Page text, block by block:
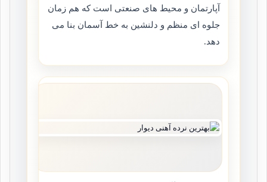
آپارتمان و محیط های صنعتی است که هم زمان
جلوه ای منظم و دلنشین به خط آسمان بنا می
دهد.